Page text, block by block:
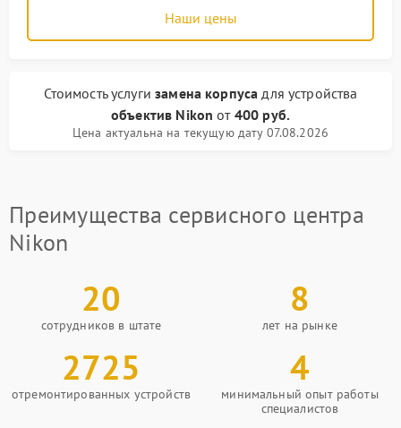
Наши цены
Стоимость услугизамена корпуса для устройства
объектив Nikon от 400 руб.
Цена актуальна на текущую дату 07.08.2026
Преимущества сервисного центра
Nikon
20
сотрудников в штате
8
лет на рынке
2725
отремонтированных устройств
4
минимальный опыт работы
специалистов